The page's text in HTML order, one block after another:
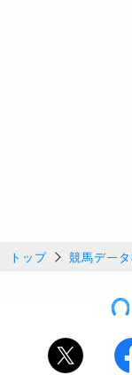
トップ 競馬デー